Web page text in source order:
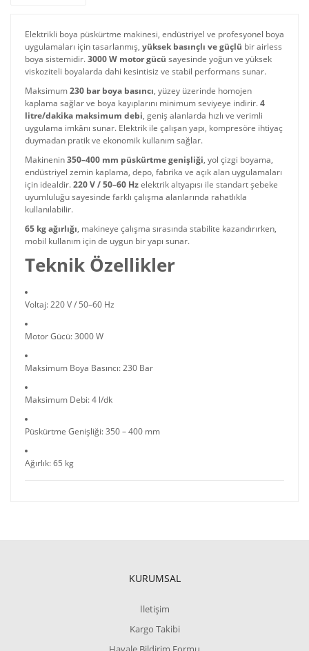
Elektrikli boya püskürtme makinesi, endüstriyel ve profesyonel boya
uygulamaları için tasarlanmış, yüksek basınçlı ve güçlü bir airless
boya sistemidir.3000 W motor gücü sayesinde yoğun ve yüksek
viskoziteli boyalarda dahi kesintisiz ve stabil performans sunar.
Maksimum230 bar boya basıncı, yüzey üzerinde homojen
kaplama sağlar ve boya kayıplarını minimum seviyeye indirir.4
litre/dakika maksimum debi, geniş alanlarda hızlı ve verimli
uygulama imkânı sunar. Elektrik ile çalışan yapı, kompresöre ihtiyaç
duymadan pratik ve ekonomik kullanım sağlar.
Makinenin350–400 mm püskürtme genişliği, yol çizgi boyama,
endüstriyel zemin kaplama, depo, fabrika ve açık alan uygulamaları
için idealdir.220 V / 50–60 Hzelektrik altyapısı ile standart şebeke
uyumluluğu sayesinde farklı çalışma alanlarında rahatlıkla
kullanılabilir.
65 kg ağırlığı, makineye çalışma sırasında stabilite kazandırırken,
mobil kullanım için de uygun bir yapı sunar.
Teknik Özellikler
Voltaj: 220 V / 50–60 Hz
Motor Gücü: 3000 W
Maksimum Boya Basıncı: 230 Bar
Maksimum Debi: 4 l/dk
Püskürtme Genişliği: 350 – 400 mm
Ağırlık: 65 kg
KURUMSAL
İletişim
Kargo Takibi